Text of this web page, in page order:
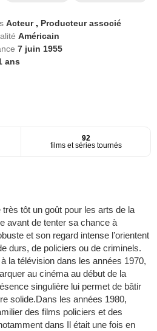
Acteur , Producteur associé
Américain
7 juin 1955
ans
92
films et séries tournés
tôt un goût pour les arts de la
avant de tenter sa chance à
et son regard intense l’orientent
durs, de policiers ou de criminels.
la télévision dans les années 1970,
au cinéma au début de la
singulière lui permet de bâtir
solide.Dans les années 1980,
des films policiers et des
dans Il était une fois en